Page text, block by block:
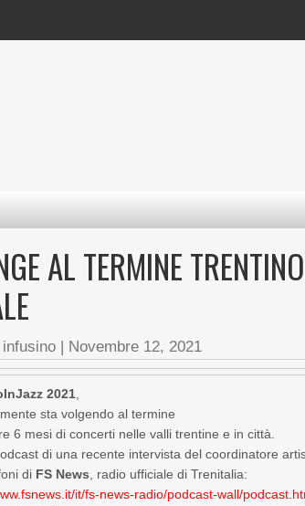
AL TERMINE
| Novembre 12, 2021
2021
sta volgendo al termine
6 mesi di concerti nelle valli trentine e in città.
di una recente intervista del coordinatore
di FS News , radio ufficiale di Trenitalia:
it/fs-news-radio/podcast-wall/